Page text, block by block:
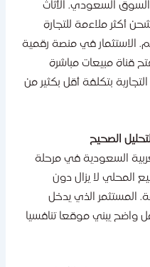
السعودي. الأثاث
ملاءمة للتجارة
في منصة رقمية
مبيعات مباشرة
بتكلفة أقل بكثير من
الصحيح
السعودية في مرحلة
لا يزال دون
الذي يدخل
يبني موقعا تنافسيا